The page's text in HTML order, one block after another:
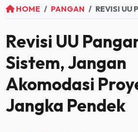
HOME PANGAN REVISI UU PANGAN: BENAHI SISTEM, JANGAN
Revisi UU
Sistem, Jangan
Akomodasi
Jangka Pendek